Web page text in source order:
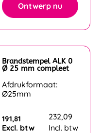
Ontwerp nu
Brandstempel ALK 0
Ø 25 mm compleet
Afdrukformaat:
Ø25mm
191,81
Excl. btw
232,09
Incl. btw